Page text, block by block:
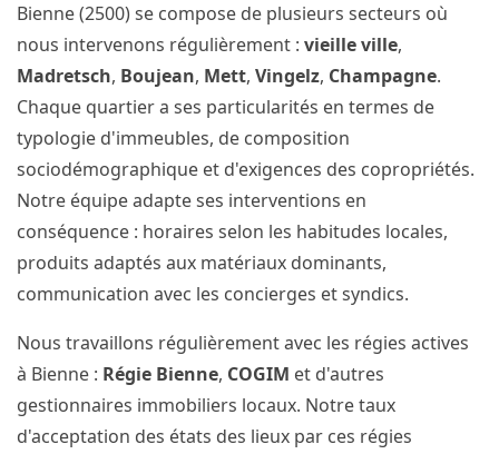
Bienne (2500) se compose de plusieurs secteurs où
nous intervenons régulièrement : vieille ville,
Madretsch, Boujean, Mett, Vingelz, Champagne.
Chaque quartier a ses particularités en termes de
typologie d'immeubles, de composition
sociodémographique et d'exigences des copropriétés.
Notre équipe adapte ses interventions en
conséquence : horaires selon les habitudes locales,
produits adaptés aux matériaux dominants,
communication avec les concierges et syndics.
Nous travaillons régulièrement avec les régies actives
à Bienne : Régie Bienne, COGIM et d'autres
gestionnaires immobiliers locaux. Notre taux
d'acceptation des états des lieux par ces régies